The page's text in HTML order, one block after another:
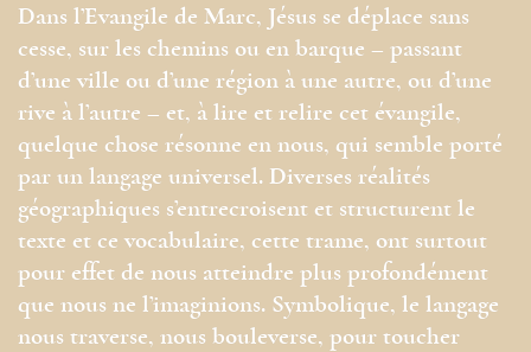
Dans l’Evangile de Marc, Jésus se déplace sans
cesse, sur les chemins ou en barque – passant
d’une ville ou d’une région à une autre, ou d’une
rive à l’autre – et, à lire et relire cet évangile,
quelque chose résonne en nous, qui semble porté
par un langage universel. Diverses réalités
géographiques s’entrecroisent et structurent le
texte et ce vocabulaire, cette trame, ont surtout
pour effet de nous atteindre plus profondément
que nous ne l’imaginions. Symbolique, le langage
nous traverse, nous bouleverse, pour toucher